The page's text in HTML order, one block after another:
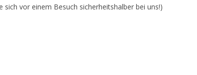
vor einem Besuch sicherheitshalber bei uns!)